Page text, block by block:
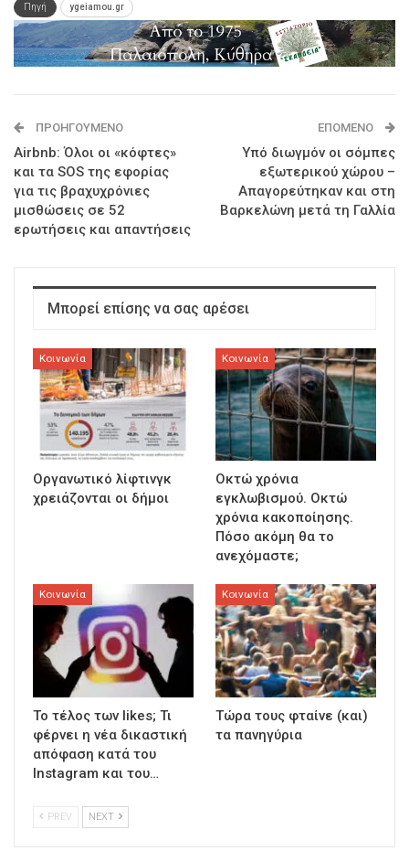
Πηγή ygeiamou.gr
ΠΡΟΗΓΟΎΜΕΝΟ
Airbnb: Όλοι οι «κόφτες»
και τα SOS της εφορίας
για τις βραχυχρόνιες
μισθώσεις σε 52
ερωτήσεις και απαντήσεις
ΕΠΌΜΕΝΟ
Υπό διωγμόν οι σόμπες
εξωτερικού χώρου –
Απαγορεύτηκαν και στη
Βαρκελώνη μετά τη Γαλλία
Μπορεί επίσης να σας αρέσει
Κοινωνία
Οργανωτικό λίφτινγκ
χρειάζονται οι δήμοι
Κοινωνία
Οκτώ χρόνια
εγκλωβισμού. Οκτώ
χρόνια κακοποίησης.
Πόσο ακόμη θα το
ανεχόμαστε;
Κοινωνία
To τέλος των likes; Τι
φέρνει η νέα δικαστική
απόφαση κατά του
Instagram και του…
Κοινωνία
Τώρα τους φταίνε (και)
τα πανηγύρια
PREV NEXT